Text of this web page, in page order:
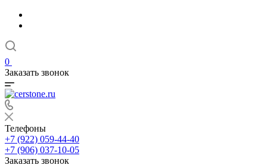
0
Заказать звонок
Телефоны
+7 (922) 059-44-40
+7 (906) 037-10-05
Заказать звонок